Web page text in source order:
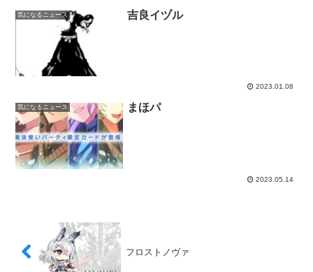
気になるニュース 吉良イヅル
2023.01.08
気になるニュース まほパ
2023.05.14
フロストノヴァ